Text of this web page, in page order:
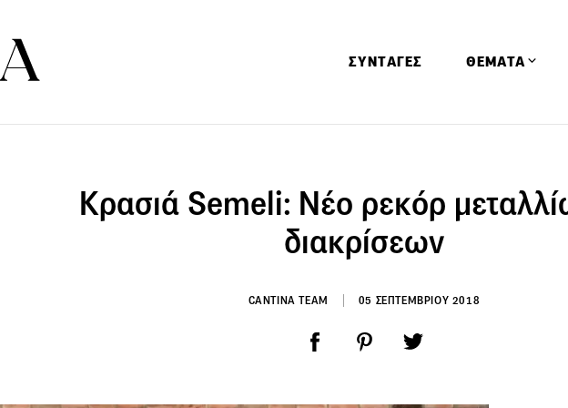
ΣΥΝΤΑΓΕΣ ΘΕΜΑΤΑ
Αφιερώματα
Ειδήσεις
Παιδί
Κρασιά Semeli: Νέο ρεκόρ
διακρίσεων
CANTINA TEAM 05 ΣΕΠΤΕΜΒΡΙΟΥ 2018